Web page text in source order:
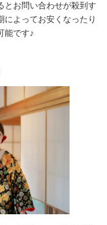
とお問い合わせが殺到す
によってお安くなったり
能です♪